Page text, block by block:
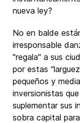
nueva ley?
No en balde
irresponsable
"regala" a sus
por estas
pequeños y
inversionistas
suplementar sus
sobra capital